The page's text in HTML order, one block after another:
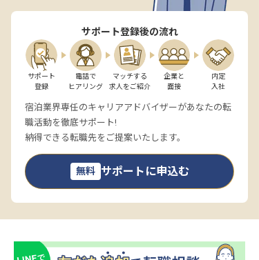
サポート登録後の流れ
サポート
登録
電話で
ヒアリング
マッチする
求人をご紹介
企業と
面接
内定
入社
宿泊業界専任のキャリアアドバイザーがあなたの転
職活動を徹底サポート!
納得できる転職先をご提案いたします。
無料 サポートに申込む